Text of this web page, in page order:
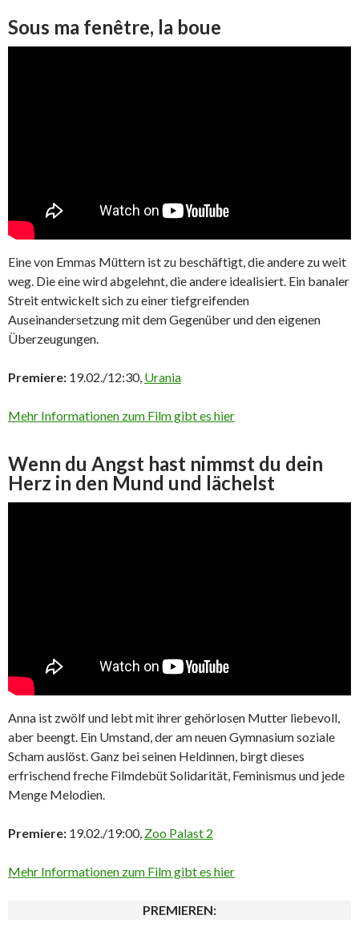
Sous ma fenêtre, la boue
Eine von Emmas Müttern ist zu beschäftigt, die andere zu weit
weg. Die eine wird abgelehnt, die andere idealisiert. Ein banaler
Streit entwickelt sich zu einer tiefgreifenden
Auseinandersetzung mit dem Gegenüber und den eigenen
Überzeugungen.
Premiere: 19.02./12:30, Urania
Mehr Informationen zum Film gibt es hier
Wenn du Angst hast nimmst du dein
Herz in den Mund und lächelst
Anna ist zwölf und lebt mit ihrer gehörlosen Mutter liebevoll,
aber beengt. Ein Umstand, der am neuen Gymnasium soziale
Scham auslöst. Ganz bei seinen Heldinnen, birgt dieses
erfrischend freche Filmdebüt Solidarität, Feminismus und jede
Menge Melodien.
Premiere: 19.02./19:00, Zoo Palast 2
Mehr Informationen zum Film gibt es hier
PREMIEREN: